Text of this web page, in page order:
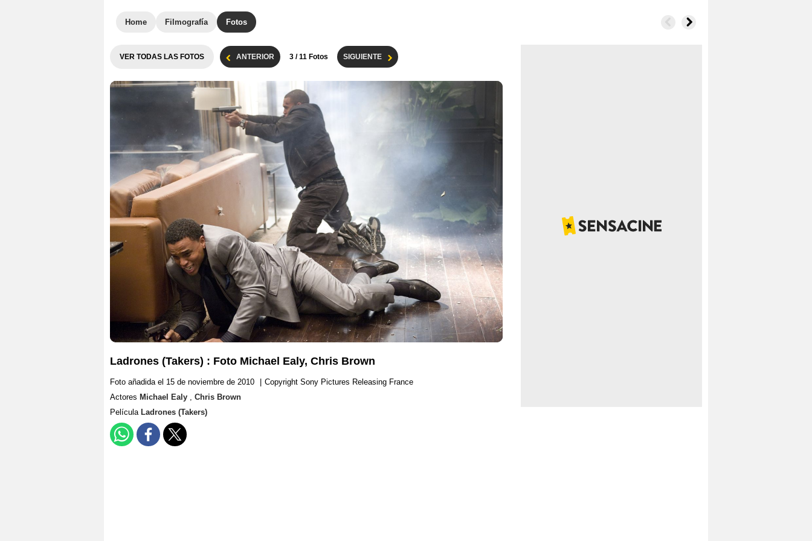
Home Filmografía Fotos
VER TODAS LAS FOTOS ANTERIOR 3 / 11 Fotos SIGUIENTE
Ladrones (Takers) : Foto Michael Ealy, Chris Brown
Foto añadida el 15 de noviembre de 2010
Copyright Sony Pictures Releasing France
Actores Michael Ealy , Chris Brown
Película Ladrones (Takers)